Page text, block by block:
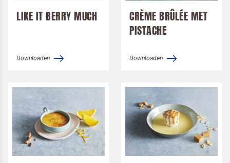
LIKE IT BERRY MUCH
Downloaden
CRÈME BRÛLÉE MET
PISTACHE
Downloaden